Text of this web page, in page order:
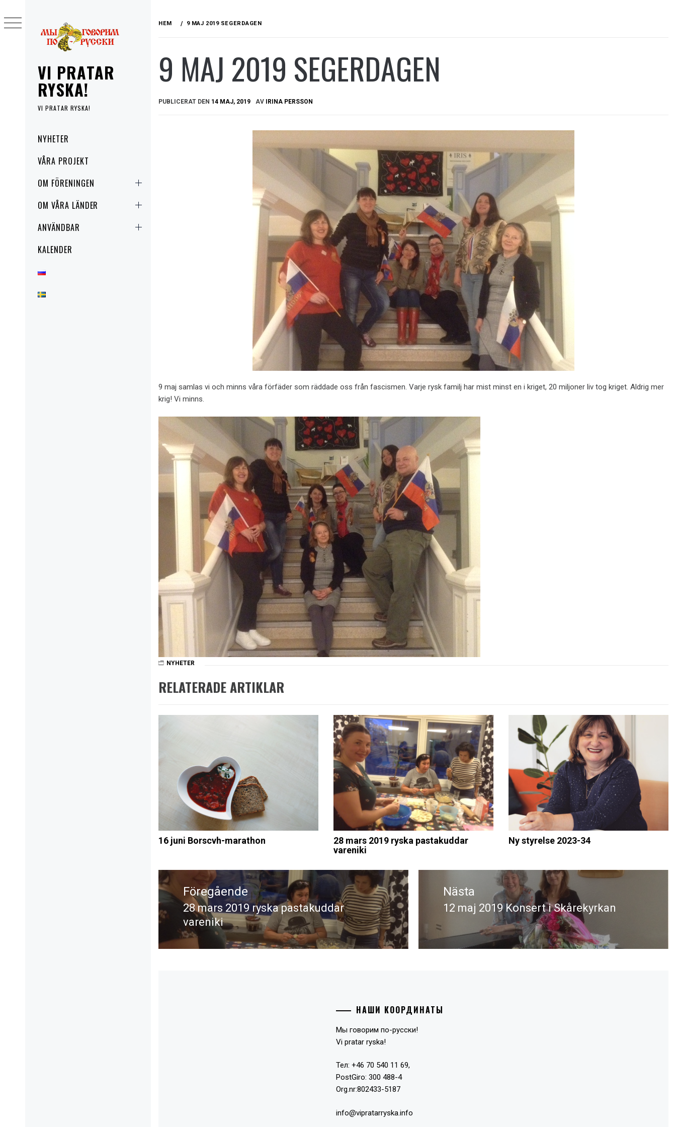
VI PRATAR
RYSKA!
VI PRATAR RYSKA!
menyNYHETER
VÅRA PROJEKT
OM FÖRENINGEN
OM VÅRA LÄNDER
АNVÄNDBAR
KALENDER
till
innehåll
HEM 9 MAJ 2019 SEGERDAGEN
9 MAJ 2019 SEGERDAGEN
PUBLICERAT DEN 14 MAJ, 2019 AV IRINA PERSSON
9 maj samlas vi och minns våra förfäder som räddade oss från fascismen. Varje rysk familj har mist minst en i kriget, 20 miljoner liv tog kriget. Aldrig mer
krig! Vi minns.
NYHETER
RELATERADE ARTIKLAR
16 juni Borscvh-marathon
28 mars 2019 ryska pastakuddar
vareniki
Ny styrelse 2023-34
Inläggsnavigering
Föregående
Föregående
inlägg:
28 mars 2019 ryska pastakuddar
vareniki
Nästa
Nästa
inlägg:
12 maj 2019 Konsert i Skårekyrkan
НАШИ КООРДИНАТЫ
Мы говорим по-русски!
Vi pratar ryska!
Тел: +46 70 540 11 69,
PostGiro: 300 488-4
Org.nr:802433-5187
info@vipratarryska.info